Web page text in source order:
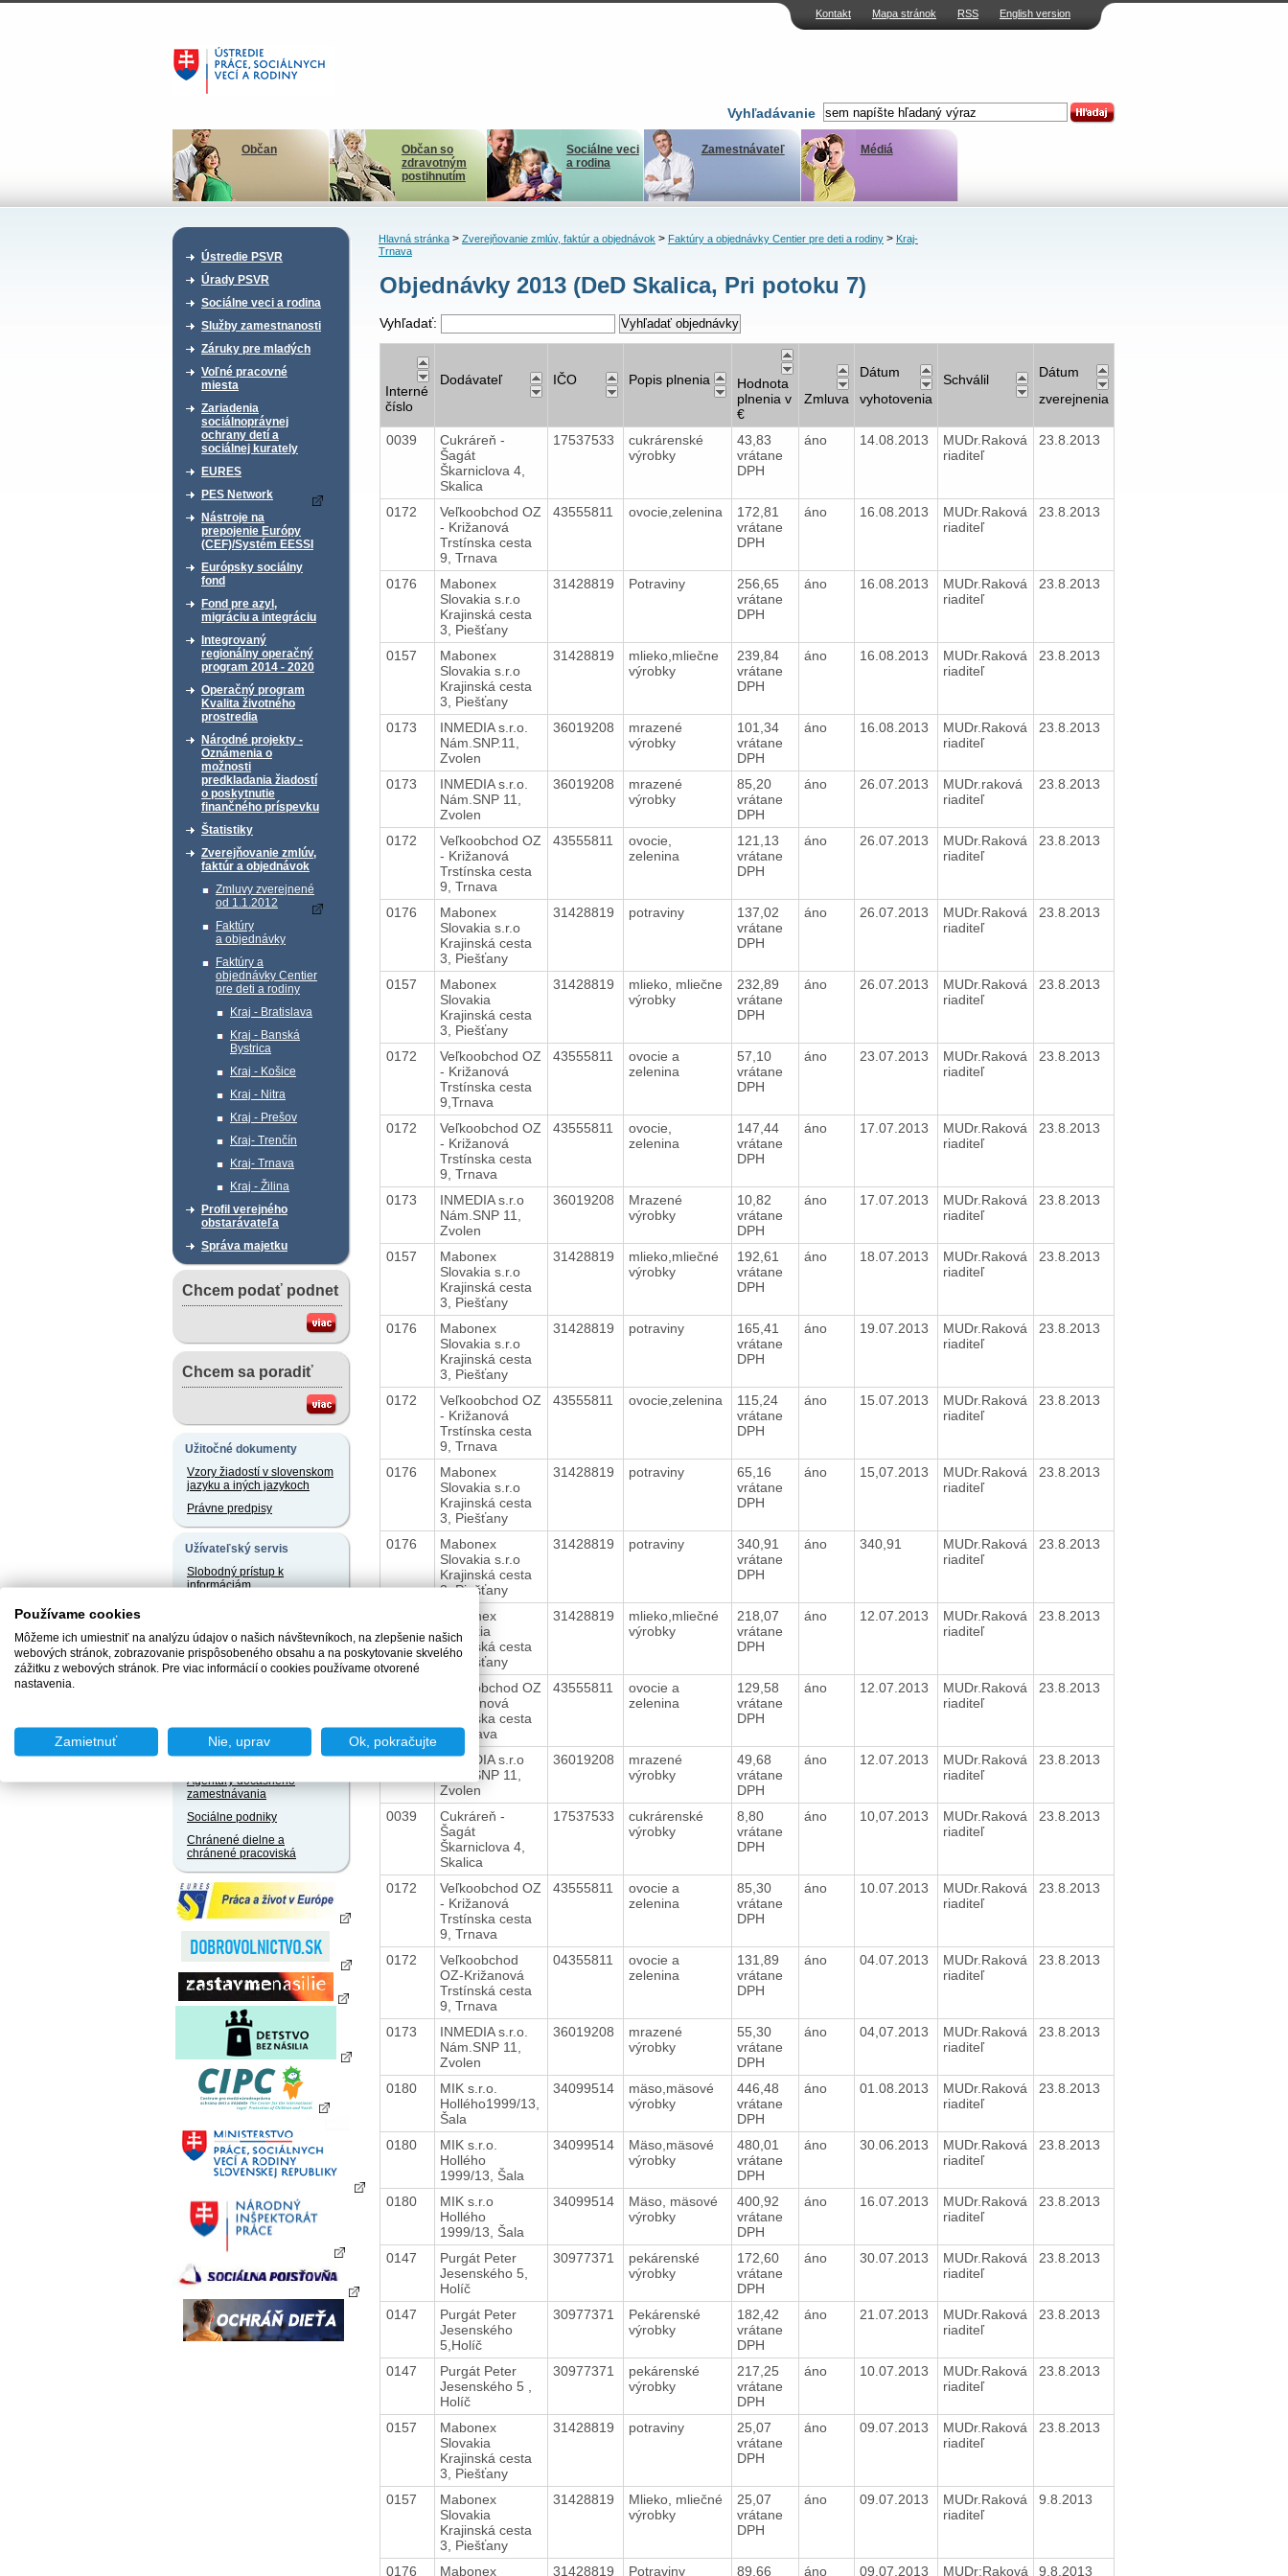
Kontakt Mapa stránok RSS English version
Vyhľadávanie
Občan
Občan so
zdravotným
postihnutím
Sociálne veci
a rodina
Zamestnávateľ Médiá
Ústredie PSVR
Úrady PSVR
Sociálne veci a rodina
Služby zamestnanosti
Záruky pre mladých
Voľné pracovné
miesta
Zariadenia
sociálnoprávnej
ochrany detí a
sociálnej kurately
EURES
PES Network
Nástroje na
prepojenie Európy
(CEF)/Systém EESSI
Európsky sociálny
fond
Fond pre azyl,
migráciu a integráciu
Integrovaný
regionálny operačný
program 2014 - 2020
Operačný program
Kvalita životného
prostredia
Národné projekty -
Oznámenia o
možnosti
predkladania žiadostí
o poskytnutie
finančného príspevku
Štatistiky
Zverejňovanie zmlúv,
faktúr a objednávok
Zmluvy zverejnené
od 1.1.2012
Faktúry
a objednávky
Faktúry a
objednávky Centier
pre deti a rodiny
Kraj - Bratislava
Kraj - Banská
Bystrica
Kraj - Košice
Kraj - Nitra
Kraj - Prešov
Kraj- Trenčín
Kraj- Trnava
Kraj - Žilina
Profil verejného
obstarávateľa
Správa majetku
Chcem podať podnet
Chcem sa poradiť
Užitočné dokumenty
Vzory žiadostí v slovenskom
jazyku a iných jazykoch
Právne predpisy
Užívateľský servis
Slobodný prístup k
informáciám
Oznamovanie
protispoločenskej činnosti
Agentúry podporovaného
zamestnávania
Agentúry dočasného
zamestnávania
Sociálne podniky
Chránené dielne a
chránené pracoviská
Hlavná stránka> Zverejňovanie zmlúv, faktúr a objednávok> Faktúry a objednávky Centier pre deti a rodiny> Kraj-
Trnava
Objednávky 2013 (DeD Skalica, Pri potoku 7)
Vyhľadať:
Interné
číslo
Dodávateľ IČO Popis plnenia
Hodnota
plnenia v
€
Zmluva
Dátum
vyhotovenia
Schválil
Dátum
zverejnenia
0039
Cukráreň -
Šagát
Škarniclova 4,
Skalica
17537533
cukrárenské
výrobky
43,83
vrátane
DPH
áno 14.08.2013
MUDr.Raková
riaditeľ
23.8.2013
0172
Veľkoobchod OZ
- Križanová
Trstínska cesta
9, Trnava
43555811 ovocie,zelenina
172,81
vrátane
DPH
áno 16.08.2013
MUDr.Raková
riaditeľ
23.8.2013
0176
Mabonex
Slovakia s.r.o
Krajinská cesta
3, Piešťany
31428819 Potraviny
256,65
vrátane
DPH
áno 16.08.2013
MUDr.Raková
riaditeľ
23.8.2013
0157
Mabonex
Slovakia s.r.o
Krajinská cesta
3, Piešťany
31428819
mlieko,mliečne
výrobky
239,84
vrátane
DPH
áno 16.08.2013
MUDr.Raková
riaditeľ
23.8.2013
0173
INMEDIA s.r.o.
Nám.SNP.11,
Zvolen
36019208
mrazené
výrobky
101,34
vrátane
DPH
áno 16.08.2013
MUDr.Raková
riaditeľ
23.8.2013
0173
INMEDIA s.r.o.
Nám.SNP 11,
Zvolen
36019208
mrazené
výrobky
85,20
vrátane
DPH
áno 26.07.2013
MUDr.raková
riaditeľ
23.8.2013
0172
Veľkoobchod OZ
- Križanová
Trstínska cesta
9, Trnava
43555811
ovocie,
zelenina
121,13
vrátane
DPH
áno 26.07.2013
MUDr.Raková
riaditeľ
23.8.2013
0176
Mabonex
Slovakia s.r.o
Krajinská cesta
3, Piešťany
31428819 potraviny
137,02
vrátane
DPH
áno 26.07.2013
MUDr.Raková
riaditeľ
23.8.2013
0157
Mabonex
Slovakia
Krajinská cesta
3, Piešťany
31428819
mlieko, mliečne
výrobky
232,89
vrátane
DPH
áno 26.07.2013
MUDr.Raková
riaditeľ
23.8.2013
0172
Veľkoobchod OZ
- Križanová
Trstínska cesta
9,Trnava
43555811
ovocie a
zelenina
57,10
vrátane
DPH
áno 23.07.2013
MUDr.Raková
riaditeľ
23.8.2013
0172
Veľkoobchod OZ
- Križanová
Trstínska cesta
9, Trnava
43555811
ovocie,
zelenina
147,44
vrátane
DPH
áno 17.07.2013
MUDr.Raková
riaditeľ
23.8.2013
0173
INMEDIA s.r.o
Nám.SNP 11,
Zvolen
36019208
Mrazené
výrobky
10,82
vrátane
DPH
áno 17.07.2013
MUDr.Raková
riaditeľ
23.8.2013
0157
Mabonex
Slovakia s.r.o
Krajinská cesta
3, Piešťany
31428819
mlieko,mliečné
výrobky
192,61
vrátane
DPH
áno 18.07.2013
MUDr.Raková
riaditeľ
23.8.2013
0176
Mabonex
Slovakia s.r.o
Krajinská cesta
3, Piešťany
31428819 potraviny
165,41
vrátane
DPH
áno 19.07.2013
MUDr.Raková
riaditeľ
23.8.2013
0172
Veľkoobchod OZ
- Križanová
Trstínska cesta
9, Trnava
43555811 ovocie,zelenina
115,24
vrátane
DPH
áno 15.07.2013
MUDr.Raková
riaditeľ
23.8.2013
0176
Mabonex
Slovakia s.r.o
Krajinská cesta
3, Piešťany
31428819 potraviny
65,16
vrátane
DPH
áno 15,07.2013
MUDr.Raková
riaditeľ
23.8.2013
0176
Mabonex
Slovakia s.r.o
Krajinská cesta
3, Piešťany
31428819 potraviny
340,91
vrátane
DPH
áno 340,91
MUDr.Raková
riaditeľ
23.8.2013
Mabonex
Slovakia
Krajinská cesta
3, Piešťany
31428819
mlieko,mliečné
výrobky
218,07
vrátane
DPH
áno 12.07.2013
MUDr.Raková
riaditeľ
23.8.2013
Veľkoobchod OZ
- Križanová
Trstínska cesta
9, Trnava
43555811
ovocie a
zelenina
129,58
vrátane
DPH
áno 12.07.2013
MUDr.Raková
riaditeľ
23.8.2013
0173
INMEDIA s.r.o
Nám.SNP 11,
Zvolen
36019208
mrazené
výrobky
49,68
vrátane
DPH
áno 12.07.2013
MUDr.Raková
riaditeľ
23.8.2013
0039
Cukráreň -
Šagát
Škarniclova 4,
Skalica
17537533
cukrárenské
výrobky
8,80
vrátane
DPH
áno 10,07.2013
MUDr.Raková
riaditeľ
23.8.2013
0172
Veľkoobchod OZ
- Križanová
Trstínska cesta
9, Trnava
43555811
ovocie a
zelenina
85,30
vrátane
DPH
áno 10.07.2013
MUDr.Raková
riaditeľ
23.8.2013
0172
Veľkoobchod
OZ-Križanová
Trstínská cesta
9, Trnava
04355811
ovocie a
zelenina
131,89
vrátane
DPH
áno 04.07.2013
MUDr.Raková
riaditeľ
23.8.2013
0173
INMEDIA s.r.o.
Nám.SNP 11,
Zvolen
36019208
mrazené
výrobky
55,30
vrátane
DPH
áno 04,07.2013
MUDr.Raková
riaditeľ
23.8.2013
0180
MIK s.r.o.
Hollého1999/13,
Šala
34099514
mäso,mäsové
výrobky
446,48
vrátane
DPH
áno 01.08.2013
MUDr.Raková
riaditeľ
23.8.2013
0180
MIK s.r.o.
Hollého
1999/13, Šala
34099514
Mäso,mäsové
výrobky
480,01
vrátane
DPH
áno 30.06.2013
MUDr.Raková
riaditeľ
23.8.2013
0180
MIK s.r.o
Hollého
1999/13, Šala
34099514
Mäso, mäsové
výrobky
400,92
vrátane
DPH
áno 16.07.2013
MUDr.Raková
riaditeľ
23.8.2013
0147
Purgát Peter
Jesenského 5,
Holíč
30977371
pekárenské
výrobky
172,60
vrátane
DPH
áno 30.07.2013
MUDr.Raková
riaditeľ
23.8.2013
0147
Purgát Peter
Jesenského
5,Holíč
30977371
Pekárenské
výrobky
182,42
vrátane
DPH
áno 21.07.2013
MUDr.Raková
riaditeľ
23.8.2013
0147
Purgát Peter
Jesenského 5 ,
Holíč
30977371
pekárenské
výrobky
217,25
vrátane
DPH
áno 10.07.2013
MUDr.Raková
riaditeľ
23.8.2013
0157
Mabonex
Slovakia
Krajinská cesta
3, Piešťany
31428819 potraviny
25,07
vrátane
DPH
áno 09.07.2013
MUDr.Raková
riaditeľ
23.8.2013
0157
Mabonex
Slovakia
Krajinská cesta
3, Piešťany
31428819
Mlieko, mliečné
výrobky
25,07
vrátane
DPH
áno 09.07.2013
MUDr.Raková
riaditeľ
9.8.2013
0176
Mabonex
31428819 Potraviny
89,66
áno 09.07.2013
MUDr:Raková
9.8.2013
Používame cookies
Môžeme ich umiestniť na analýzu údajov o našich návštevníkoch, na zlepšenie našich
webových stránok, zobrazovanie prispôsobeného obsahu a na poskytovanie skvelého
zážitku z webových stránok. Pre viac informácií o cookies používame otvorené
nastavenia.
Zamietnuť Nie, uprav Ok, pokračujte